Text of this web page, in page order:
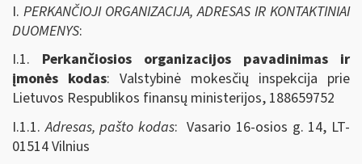
I. PERKANČIOJI ORGANIZACIJA, ADRESAS IR KONTAKTINIAI
DUOMENYS:
I.1. Perkančiosios organizacijos pavadinimas ir
įmonės kodas: Valstybinė mokesčių inspekcija prie
Lietuvos Respublikos finansų ministerijos, 188659752
I.1.1.Adresas, pašto kodas: Vasario 16-osios g. 14, LT-
01514 Vilnius